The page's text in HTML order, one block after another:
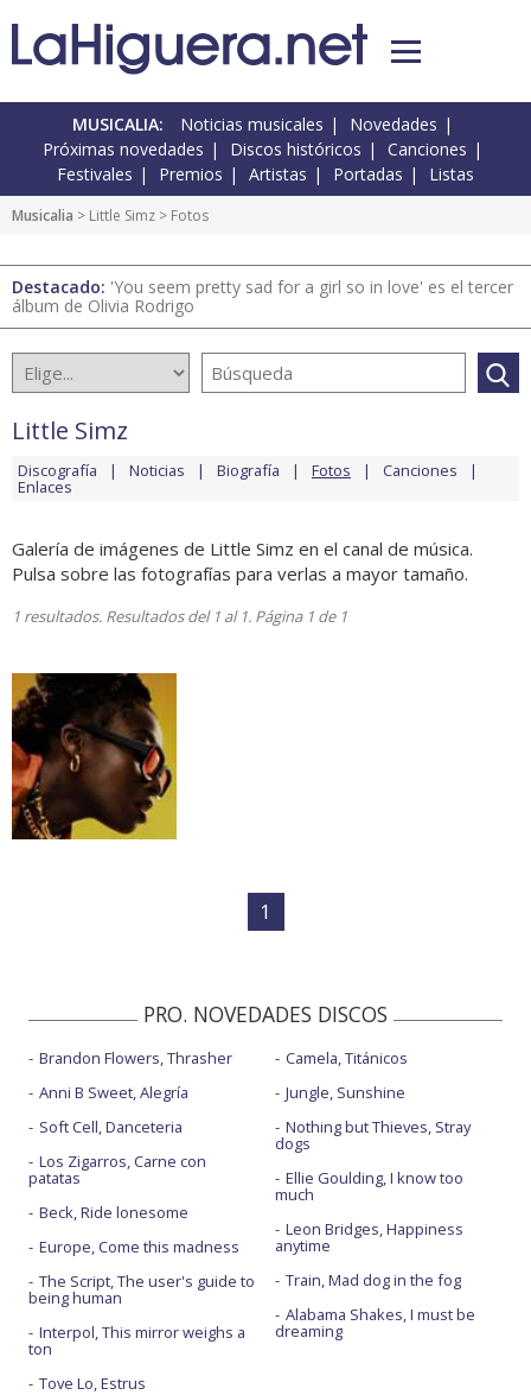
MUSICALIA: Noticias musicales
Novedades
Próximas novedades
Discos históricos
Canciones
Festivales
Premios Artistas Portadas Listas
Musicalia > Little Simz > Fotos
Destacado: 'You seem pretty sad for a girl so in love' es el tercer
álbum de Olivia Rodrigo
Little Simz
Discografía Noticias Biografía Fotos Canciones
Enlaces
Galería de imágenes de Little Simz en el canal de música.
Pulsa sobre las fotografías para verlas a mayor tamaño.
1 resultados. Resultados del 1 al 1. Página 1 de 1
1
PRO. NOVEDADES DISCOS
Brandon Flowers, Thrasher
Anni B Sweet, Alegría
Soft Cell, Danceteria
Los Zigarros, Carne con
patatas
Beck, Ride lonesome
Europe, Come this madness
The Script, The user's guide to
being human
Interpol, This mirror weighs a
ton
Tove Lo, Estrus
Camela, Titánicos
Jungle, Sunshine
Nothing but Thieves, Stray
dogs
Ellie Goulding, I know too
much
Leon Bridges, Happiness
anytime
Train, Mad dog in the fog
Alabama Shakes, I must be
dreaming